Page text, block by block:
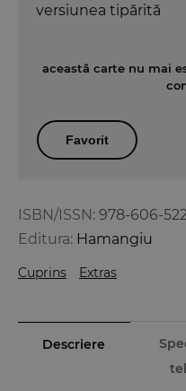
ISBN/ISSN: 978-606-
Editura: Hamangiu
Cuprins Extras
versiunea tipărită
această carte nu mai
Favorit
Descriere